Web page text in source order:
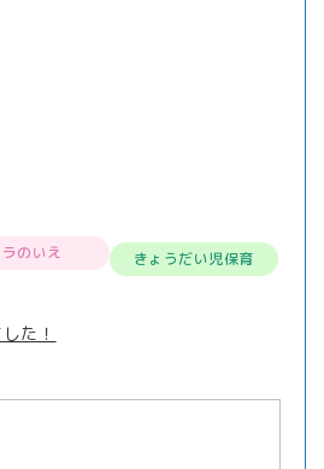
ラのいえ
きょうだい児保育
た！